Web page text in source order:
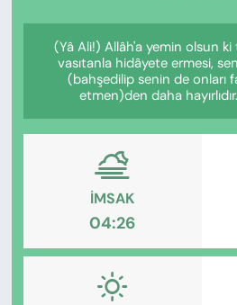
(Yâ Ali!) Allâh'a yemin olsun
vasıtanla hidâyete ermesi,
(bahşedilip senin de onları
etmen)den daha
İMSAK
04:26
EĞİTİM
KADIN
SAĞLIK
KÜLTÜR-SANAT
MAGAZİN
Haber Arşivi